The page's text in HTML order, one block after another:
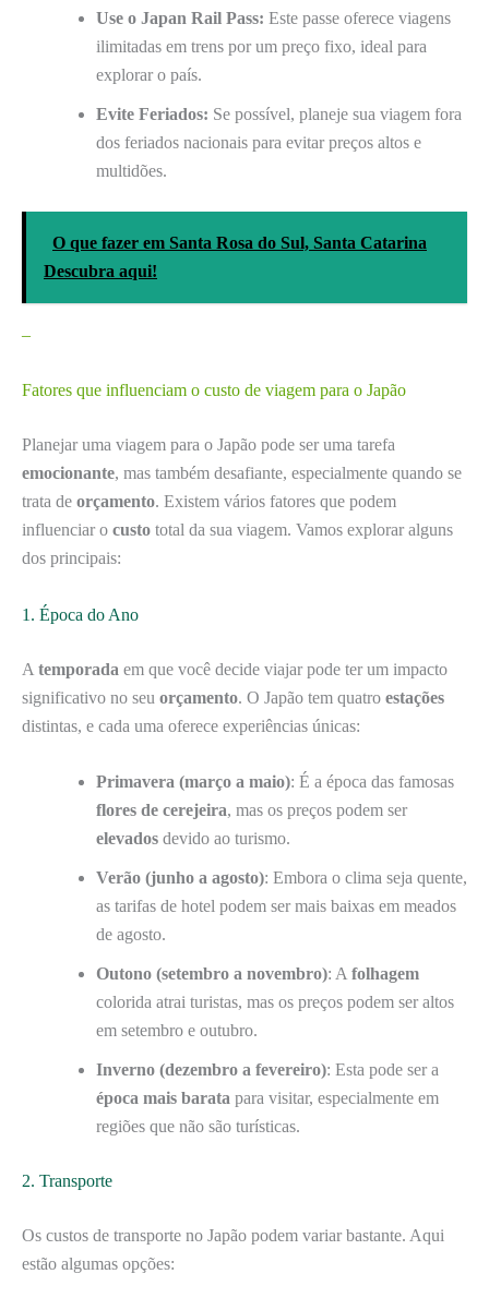
Use o Japan Rail Pass: Este passe oferece viagens
ilimitadas em trens por um preço fixo, ideal para
explorar o país.
Evite Feriados: Se possível, planeje sua viagem fora
dos feriados nacionais para evitar preços altos e
multidões.
O que fazer em Santa Rosa do Sul, Santa Catarina
Descubra aqui!
–
Fatores que influenciam o custo de viagem para o Japão
Planejar uma viagem para o Japão pode ser uma tarefa
emocionante, mas também desafiante, especialmente quando se
trata de orçamento. Existem vários fatores que podem
influenciar o custo total da sua viagem. Vamos explorar alguns
dos principais:
1. Época do Ano
A temporada em que você decide viajar pode ter um impacto
significativo no seu orçamento. O Japão tem quatro estações
distintas, e cada uma oferece experiências únicas:
Primavera (março a maio): É a época das famosas
flores de cerejeira, mas os preços podem ser
elevados devido ao turismo.
Verão (junho a agosto): Embora o clima seja quente,
as tarifas de hotel podem ser mais baixas em meados
de agosto.
Outono (setembro a novembro): A folhagem
colorida atrai turistas, mas os preços podem ser altos
em setembro e outubro.
Inverno (dezembro a fevereiro): Esta pode ser a
época mais barata para visitar, especialmente em
regiões que não são turísticas.
2. Transporte
Os custos de transporte no Japão podem variar bastante. Aqui
estão algumas opções: